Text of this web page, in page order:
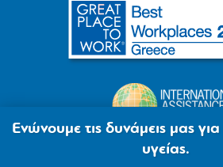
Ενώνουμε τις δυνάμεις μας
υγείας.